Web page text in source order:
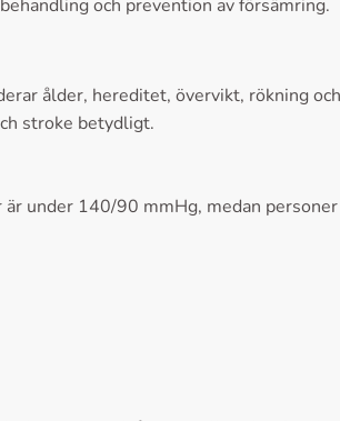
och prevention av försämring.
ålder, hereditet, övervikt, rökning
stroke betydligt.
under 140/90 mmHg, medan